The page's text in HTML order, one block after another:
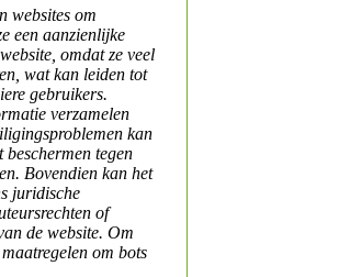
websites om
een aanzienlijke
omdat ze veel
wat kan leiden tot
gebruikers.
verzamelen
kan
beschermen tegen
Bovendien kan het
juridische
of
de website. Om
om bots